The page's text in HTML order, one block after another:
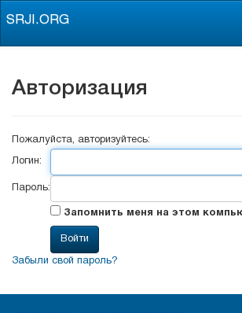
SRJI.ORG
Авторизация
Пожалуйста, авторизуйтесь:
Логин:
Пароль:
Запомнить меня на этом
Забыли свой пароль?